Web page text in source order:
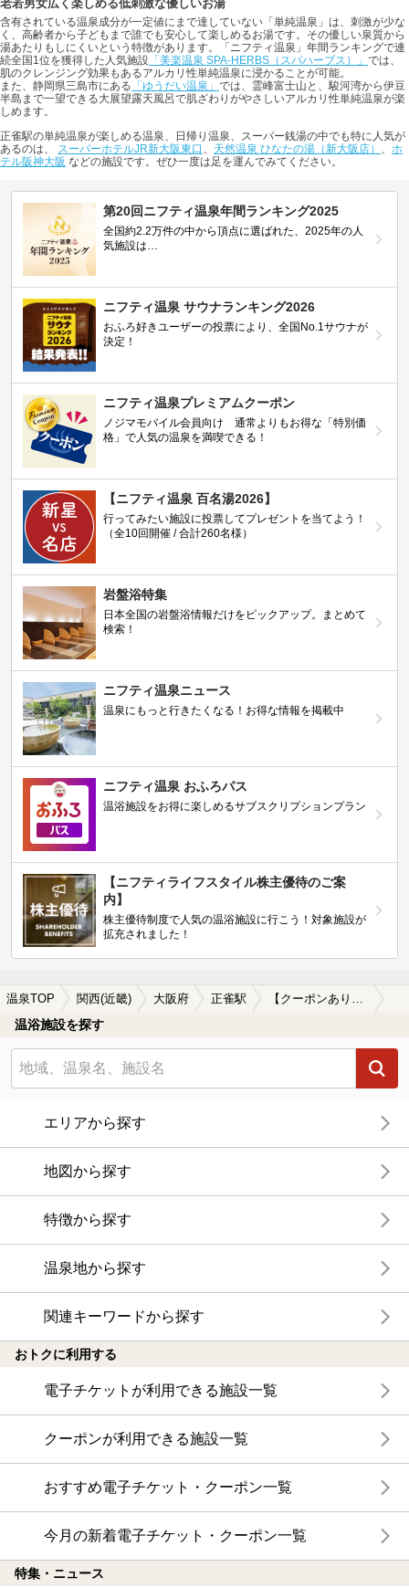
老若男女広く楽しめる低刺激な優しいお湯
含有されている温泉成分が一定値にまで達していない「単純温泉」は、刺激が少な
く、高齢者から子どもまで誰でも安心して楽しめるお湯です。その優しい泉質から
湯あたりもしにくいという特徴があります。「ニフティ温泉」年間ランキングで連
続全国1位を獲得した人気施設 「美楽温泉 SPA-HERBS（スパハーブス）」 では、
肌のクレンジング効果もあるアルカリ性単純温泉に浸かることが可能。
また、静岡県三島市にある 「ゆうだい温泉」 では、霊峰富士山と、駿河湾から伊豆
半島まで一望できる大展望露天風呂で肌ざわりがやさしいアルカリ性単純温泉が楽
しめます。
正雀駅の単純温泉が楽しめる温泉、日帰り温泉、スーパー銭湯の中でも特に人気が
あるのは、 スーパーホテルJR新大阪東口 、 天然温泉 ひなたの湯（新大阪店） 、 ホ
テル阪神大阪 などの施設です。ぜひ一度は足を運んでみてください。
第20回ニフティ温泉年間ランキング2025
全国約2.2万件の中から頂点に選ばれた、2025年の人
気施設は…
ニフティ温泉 サウナランキング2026
おふろ好きユーザーの投票により、全国No.1サウナが
決定！
ニフティ温泉プレミアムクーポン
ノジマモバイル会員向け 通常よりもお得な「特別価
格」で人気の温泉を満喫できる！
【ニフティ温泉 百名湯2026】
行ってみたい施設に投票してプレゼントを当てよう！
（全10回開催 / 合計260名様）
岩盤浴特集
日本全国の岩盤浴情報だけをピックアップ。まとめて
検索！
ニフティ温泉ニュース
温泉にもっと行きたくなる！お得な情報を掲載中
ニフティ温泉 おふろパス
温浴施設をお得に楽しめるサブスクリプションプラン
【ニフティライフスタイル株主優待のご案
内】
株主優待制度で人気の温浴施設に行こう！対象施設が
拡充されました！
温泉TOP 関西(近畿) 大阪府 正雀駅 【クーポンあり】単純温泉が楽しめる正雀駅近くの温泉、日帰り温泉、スーパー銭湯おすすめ
温浴施設を探す
エリアから探す
地図から探す
特徴から探す
温泉地から探す
関連キーワードから探す
おトクに利用する
電子チケットが利用できる施設一覧
クーポンが利用できる施設一覧
おすすめ電子チケット・クーポン一覧
今月の新着電子チケット・クーポン一覧
特集・ニュース